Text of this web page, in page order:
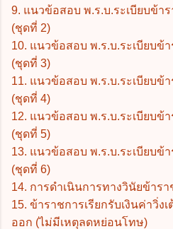
9. แนวข้อสอบ พ.ร.บ.ระเบียบข้า
(ชุดที่ 2)
10. แนวข้อสอบ พ.ร.บ.ระเบียบข้
(ชุดที่ 3)
11. แนวข้อสอบ พ.ร.บ.ระเบียบข้
(ชุดที่ 4)
12. แนวข้อสอบ พ.ร.บ.ระเบียบข้
(ชุดที่ 5)
13. แนวข้อสอบ พ.ร.บ.ระเบียบข้
(ชุดที่ 6)
14. การดำเนินการทางวินัยข้าร
15. ข้าราชการเรียกรับเงินค่าวิ่ง
ออก (ไม่มีเหตุลดหย่อนโทษ)